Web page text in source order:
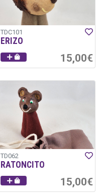
TDC101
ERIZO
15,00€
TD062
RATONCITO
15,00€